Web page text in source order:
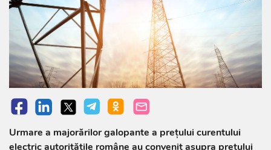
Urmare a majorărilor galopante a prețului curentului
electric autoritățile române au convenit asupra preţului